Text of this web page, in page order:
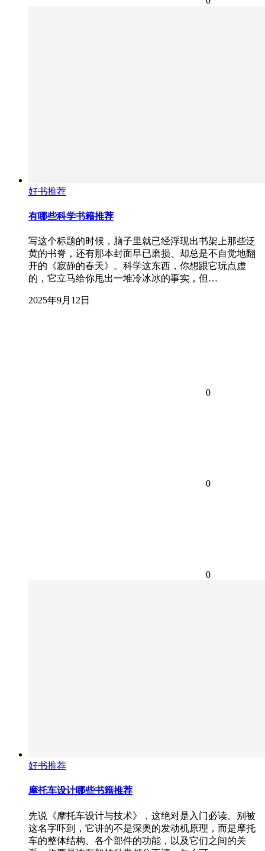
好书推荐
有哪些科学书籍推荐
写这个标题的时候，脑子里就已经浮现出书架上那些泛
黄的书脊，还有那本封面早已磨损、却总是不自觉地翻
开的《寂静的春天》。科学这东西，你想跟它玩点虚
的，它立马给你甩出一堆冷冰冰的事实，但…
2025年9月12日
0
0
0
好书推荐
摩托车设计哪些书籍推荐
先说《摩托车设计与技术》，这绝对是入门必读。别被
这名字吓到，它讲的不是深奥的发动机原理，而是摩托
车的整体结构、各个部件的功能，以及它们之间的关